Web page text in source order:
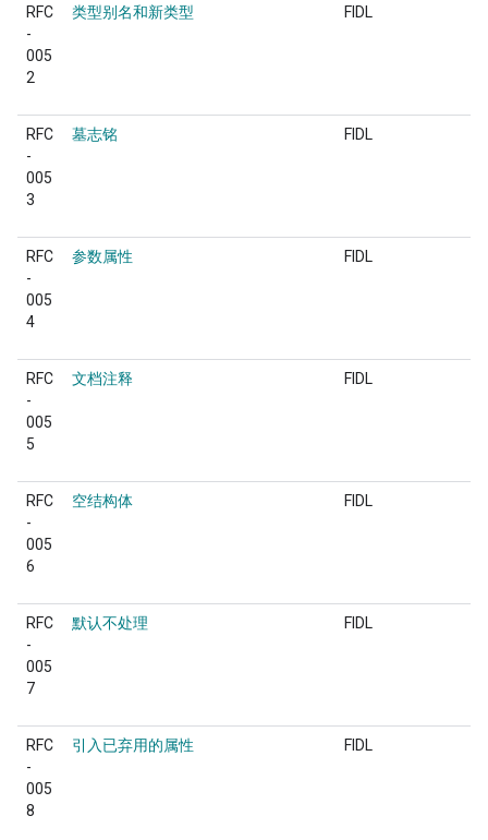
RFC
-
005
2
类型别名和新类型 FIDL
RFC
-
005
3
墓志铭 FIDL
RFC
-
005
4
参数属性 FIDL
RFC
-
005
5
文档注释 FIDL
RFC
-
005
6
空结构体 FIDL
RFC
-
005
7
默认不处理 FIDL
RFC
-
005
8
引入已弃用的属性 FIDL